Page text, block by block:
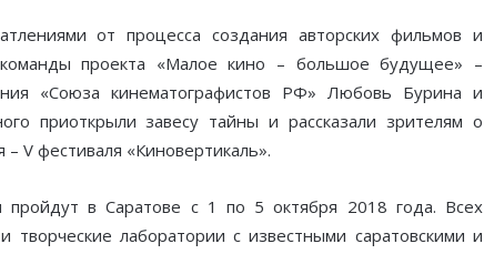
от процесса создания авторских фильмов и
проекта «Малое кино – большое будущее» –
«Союза кинематографистов РФ» Любовь Бурина и
приоткрыли завесу тайны и рассказали зрителям о
V фестиваля «Киновертикаль».
пройдут в Саратове с 1 по 5 октября 2018 года. Всех
творческие лаборатории с известными саратовскими и